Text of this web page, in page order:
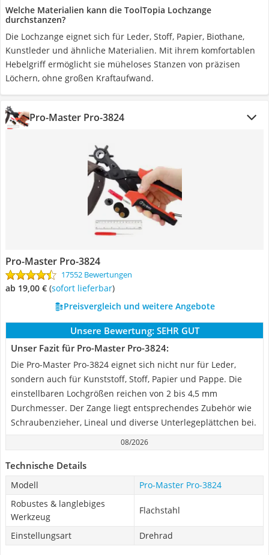
Welche Materialien kann die ToolTopia Lochzange
durchstanzen?
Die Lochzange eignet sich für Leder, Stoff, Papier, Biothane,
Kunstleder und ähnliche Materialien. Mit ihrem komfortablen
Hebelgriff ermöglicht sie müheloses Stanzen von präzisen
Löchern, ohne großen Kraftaufwand.
Pro-Master Pro-3824
Pro-Master Pro-3824
17552 Bewertungen
ab 19,00 € ( Sofort lieferbar)
Preisvergleich und weitere Angebote
Unsere Bewertung: SEHR GUT
Unser Fazit für Pro-Master Pro-3824:
Die Pro-Master Pro-3824 eignet sich nicht nur für Leder,
sondern auch für Kunststoff, Stoff, Papier und Pappe. Die
einstellbaren Lochgrößen reichen von 2 bis 4,5 mm
Durchmesser. Der Zange liegt entsprechendes Zubehör wie
Schraubenzieher, Lineal und diverse Unterlegeplättchen bei.
08/2026
Technische Details
Modell
Pro-Master Pro-3824
Robustes & langlebiges
Werkzeug
Flachstahl
Einstellungsart Drehrad